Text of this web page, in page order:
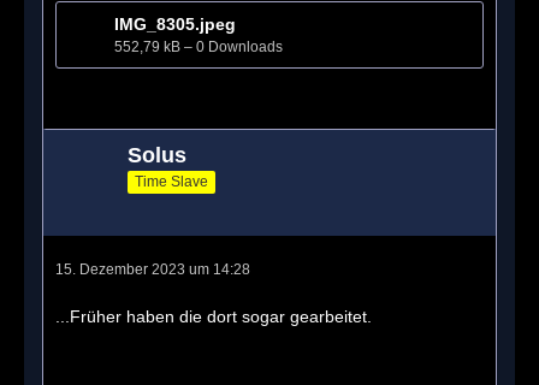
IMG_8305.jpeg
552,79 kB – 0 Downloads
Solus
Time Slave
15. Dezember 2023 um 14:28
...Früher haben die dort sogar gearbeitet.